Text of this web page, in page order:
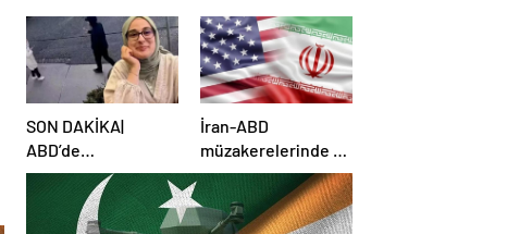
SON DAKİKA|
ABD’de
mahkemeden
Rümeysa Öztürk
kararı: Serbest
İran-ABD
müzakerelerinde 4.
tur için tarih belli
oldu